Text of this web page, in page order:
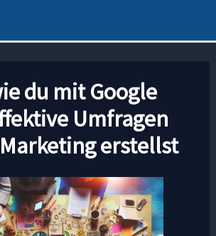
du mit Google
Umfragen
erstellst